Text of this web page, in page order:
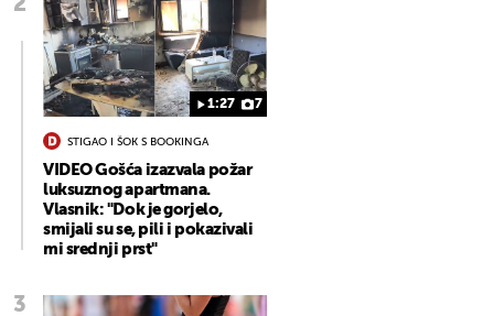
1:27 7
STIGAO I ŠOK S BOOKINGA
VIDEO Gošća izazvala požar
luksuznog apartmana.
Vlasnik: "Dok je gorjelo,
smijali su se, pili i pokazivali
mi srednji prst"